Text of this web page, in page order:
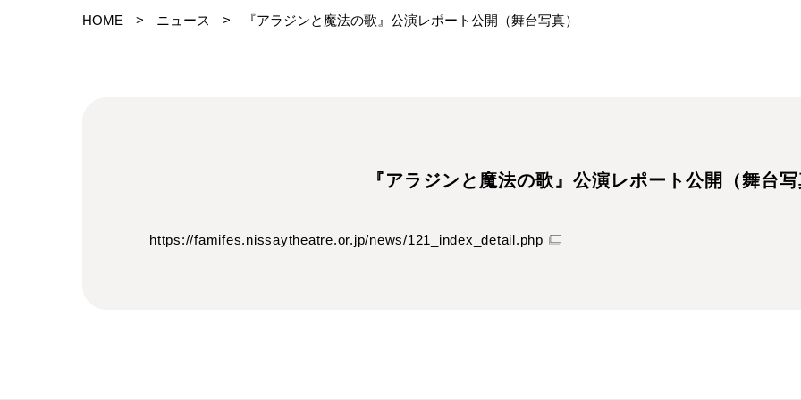
HOME > ニュース > 『アラジンと魔法の歌』公演レポート公開（舞台写真）
『アラジンと魔法の歌』公演レポート公開（舞台
https://famifes.nissaytheatre.or.jp/news/121_index_detail.php